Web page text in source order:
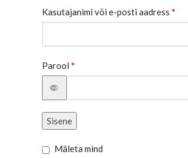
Kasutajanimi või e-posti aadress *
Parool *
Sisene
Mäleta mind